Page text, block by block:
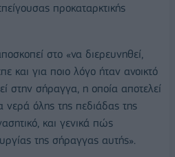
προκαταρκτικής
στο «να διερευνηθεί,
και για ποιο λόγο ήταν ανοικτό
στην σήραγγα, η οποία αποτελεί
νερά όλης της πεδιάδας της
και γενικά πώς
της σήραγγας αυτής».